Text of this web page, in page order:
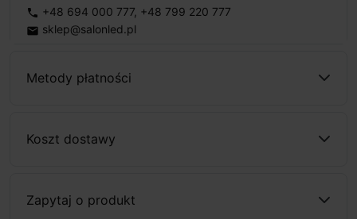
phone +48 694 000 777, +48 799 220 777
email sklep@salonled.pl
Metody płatności
Koszt dostawy
Zapytaj o produkt